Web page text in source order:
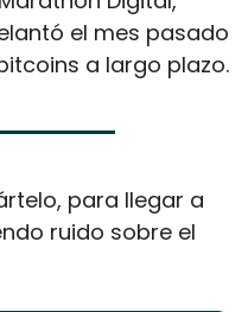
el mes pasado
a largo plazo.
para llegar a
ruido sobre el